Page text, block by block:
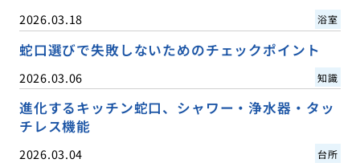
2026.03.18 浴室
蛇口選びで失敗しないためのチェックポイント
2026.03.06 知識
進化するキッチン蛇口、シャワー・浄水器・タッ
チレス機能
2026.03.04 台所